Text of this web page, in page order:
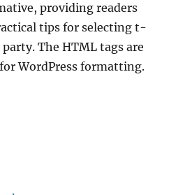
providing readers
tips for selecting t-
The HTML tags are
WordPress formatting.